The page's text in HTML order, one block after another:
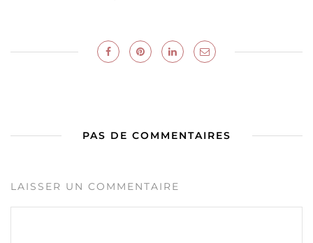
PAS DE COMMENTAIRES
LAISSER UN COMMENTAIRE